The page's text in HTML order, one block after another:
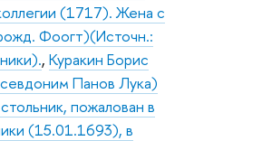
(1717). Жена с
Фоогт)(Источн.:
, Куракин Борис
Панов Лука)
пожалован в
(15.01.1693), в